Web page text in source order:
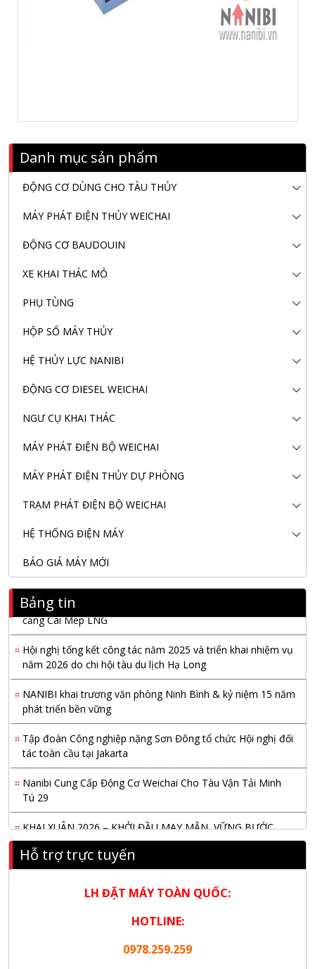
Danh mục sản phẩm
ĐỘNG CƠ DÙNG CHO TÀU THỦY
MÁY PHÁT ĐIỆN THỦY WEICHAI
ĐỘNG CƠ BAUDOUIN
XE KHAI THÁC MỎ
PHỤ TÙNG
HỘP SỐ MÁY THỦY
HỆ THỦY LỰC NANIBI
ĐỘNG CƠ DIESEL WEICHAI
NGƯ CỤ KHAI THÁC
MÁY PHÁT ĐIỆN BỘ WEICHAI
MÁY PHÁT ĐIỆN THỦY DỰ PHÒNG
TRẠM PHÁT ĐIỆN BỘ WEICHAI
HỆ THỐNG ĐIỆN MÁY
BÁO GIÁ MÁY MỚI
Bảng tin
Tú 29
KHAI XUÂN 2026 – KHỞI ĐẦU MAY MẮN, VỮNG BƯỚC
CÙNG PHÁT TRIỂN
Nanibi cung cấp 3 tổ máy phát điện 3000kVA cho dự án Kho
cảng Cái Mép LNG
năm 2026 do chi hội tàu du lịch Hạ Long
phát triển bền vững
tác toàn cầu tại Jakarta
Tú 29
KHAI XUÂN 2026 – KHỞI ĐẦU MAY MẮN, VỮNG BƯỚC
THÀNH CÔNG
THƯ CHÚC MỪNG NĂM MỚI 2026
NANIBI VIỆT NAM YEAR END PARTY 2025 – ĐỒNG HÀNH
Hỗ trợ trực tuyến
LH ĐẶT MÁY TOÀN QUỐC:
HOTLINE:
0978.259.259